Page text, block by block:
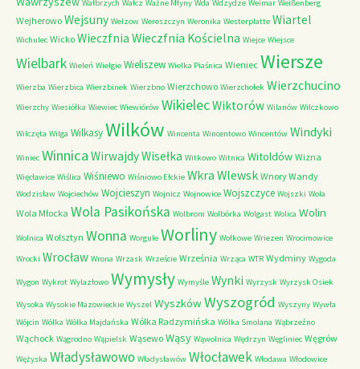
Wałbrzych Wałcz Ważne Młyny Wda Wdzydze Weimar Weißenberg
Wejherowo Wejsuny Welzow Wereszczyn Weronika Westerplatte Wiartel
Wichulec Wicko Wieczfnia Wieczfnia Kościelna Wiejce Wiejsce
Wielbark Wieleń Wielgie Wieliszew Wielka Piaśnica Wieniec Wiersze
Wierzba Wierzbica Wierzbinek Wierzbno Wierzchowo Wierzchołek Wierzchucino
Wierzchy Wiesiółka Wiewiec Wiewiórów WikielecWiktorów Wilanów Wilczkowo
Wilczęta Wilga WilkasyWilków Wincenta Wincentowo Wincentów Windyki
Winiec Winnica WirwajdyWisełka Witkowo Witnica Witoldów Wizna
Więcławice Wiślica Wiśniewo Wiśniowo Ełckie Wkra Wlewsk Wnory Wandy
Wodzisław Wojciechów Wojcieszyn Wojnicz Wojnowice Wojszczyce Wojszki Wola
Wola Młocka Wola Pasikońska Wolbrom Wolbórka Wolgast Wolica Wolin
Wolnica Wolsztyn Wonna Worgule Worliny Wołkowe Wriezen Wrocimowice
Wrocki Wrocław Wrona Wrzask Wrzeście Września Wrząca WTR Wydminy Wygoda
Wygon Wykrot Wylazłowo Wymysły Wymyśle Wynki Wyrzysk Wyrzysk Osiek
Wysoka Wysokie Mazowieckie Wyszel WyszkówWyszogród Wyszyny Wywła
Wójcin Wólka Wólka Majdańska Wólka Radzymińska Wólka Smolana Wąbrzeźno
Wąchock Wągrodno Wąpielsk Wąsewo Wąsy Wąwolnica Wędrzyn Węgliniec Węgrów
Wężyska Władysławowo Władysławów Włocławek Włodawa Włodowice